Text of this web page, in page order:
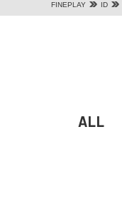
FINEPLAY ID
ALL